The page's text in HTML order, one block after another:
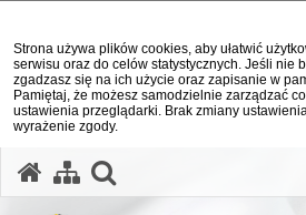
Strona używa plików cookies, aby ułatwić
serwisu oraz do celów statystycznych. Jeśli nie
zgadzasz się na ich użycie oraz zapisanie w
Pamiętaj, że możesz samodzielnie zarządzać
ustawienia przeglądarki. Brak zmiany
wyrażenie zgody.